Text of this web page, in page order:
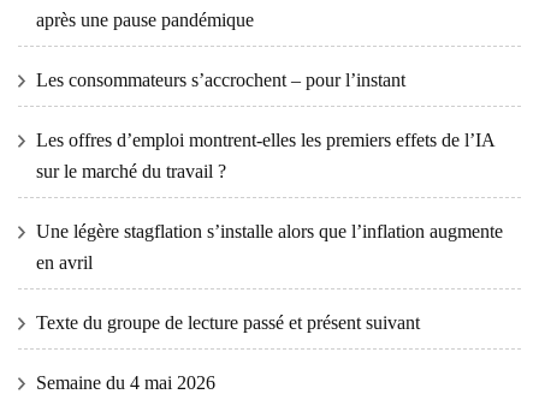
après une pause pandémique
Les consommateurs s’accrochent – ​​pour l’instant
Les offres d’emploi montrent-elles les premiers effets de l’IA
sur le marché du travail ?
Une légère stagflation s’installe alors que l’inflation augmente
en avril
Texte du groupe de lecture passé et présent suivant
Semaine du 4 mai 2026